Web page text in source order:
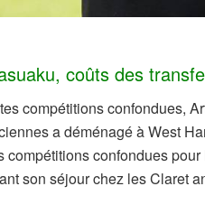
coûts des
compétitions confondues,
a déménagé à West
compétitions confondues
son séjour chez les Claret